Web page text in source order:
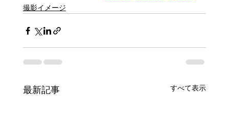
撮影イメージ
最新記事 すべて表示